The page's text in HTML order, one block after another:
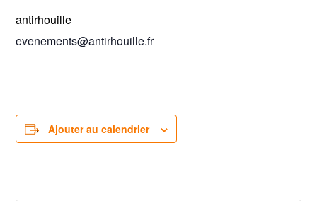
antirhouille
evenements@antirhouille.fr
Ajouter au calendrier